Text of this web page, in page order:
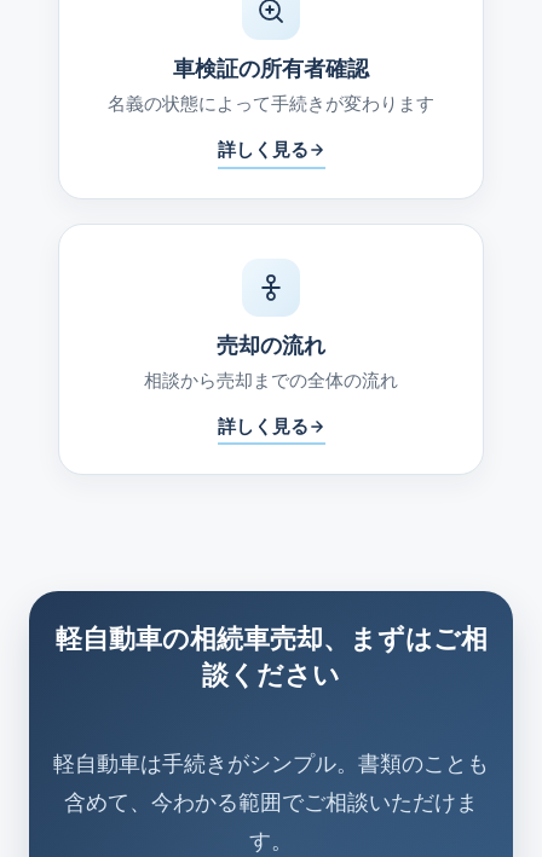
車検証の所有者確認
名義の状態によって手続きが変わります
詳しく見る
売却の流れ
相談から売却までの全体の流れ
詳しく見る
軽自動車の相続車売却、まずはご相
談ください
軽自動車は手続きがシンプル。書類のことも
含めて、今わかる範囲でご相談いただけま
す。